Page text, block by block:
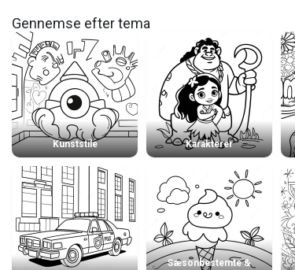
Gennemse efter tema
Kunststile Karakterer
Sæsonbestemte &